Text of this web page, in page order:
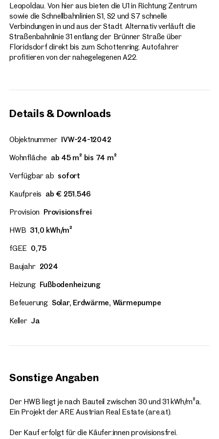
Leopoldau. Von hier aus bieten die U1 in Richtung Zentrum
sowie die Schnellbahnlinien S1, S2 und S7 schnelle
Verbindungen in und aus der Stadt. Alternativ verläuft die
Straßenbahnlinie 31 entlang der Brünner Straße über
Floridsdorf direkt bis zum Schottenring. Autofahrer
profitieren von der nahegelegenen A22.
Details & Downloads
Objektnummer IVW-24-12042
Wohnfläche ab 45 m² bis 74 m²
Verfügbar ab sofort
Kaufpreis ab € 251.546
Provision Provisionsfrei
HWB 31,0 kWh/m²
fGEE 0,75
Baujahr 2024
Heizung Fußbodenheizung
Befeuerung Solar, Erdwärme, Wärmepumpe
Keller Ja
Sonstige Angaben
Der HWB liegt je nach Bauteil zwischen 30 und 31 kWh/m²a.
Ein Projekt der ARE Austrian Real Estate (are.at).
Der Kauf erfolgt für die Käufer:innen provisionsfrei.